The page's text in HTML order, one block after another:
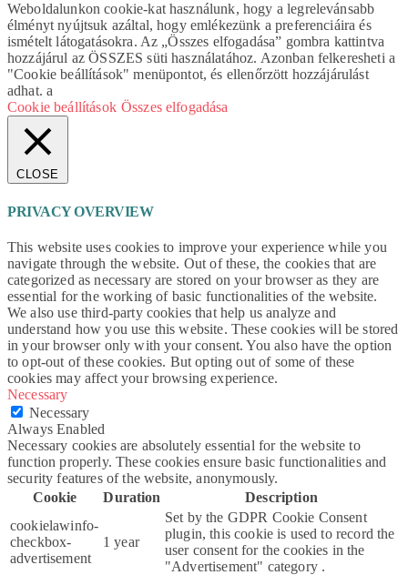
Weboldalunkon cookie-kat használunk, hogy a legrelevánsabb
élményt nyújtsuk azáltal, hogy emlékezünk a preferenciáira és
ismételt látogatásokra. Az „Összes elfogadása” gombra kattintva
hozzájárul az ÖSSZES süti használatához. Azonban felkeresheti a
"Cookie beállítások" menüpontot, és ellenőrzött hozzájárulást
adhat. a
Cookie beállítások Összes elfogadása
CLOSE
PRIVACY OVERVIEW
This website uses cookies to improve your experience while you
navigate through the website. Out of these, the cookies that are
categorized as necessary are stored on your browser as they are
essential for the working of basic functionalities of the website.
We also use third-party cookies that help us analyze and
understand how you use this website. These cookies will be stored
in your browser only with your consent. You also have the option
to opt-out of these cookies. But opting out of some of these
cookies may affect your browsing experience.
Necessary
Necessary
Always Enabled
Necessary cookies are absolutely essential for the website to
function properly. These cookies ensure basic functionalities and
security features of the website, anonymously.
Cookie
Duration
Description
cookielawinfo-
checkbox-
advertisement
1 year
Set by the GDPR Cookie Consent
plugin, this cookie is used to record the
user consent for the cookies in the
"Advertisement" category .